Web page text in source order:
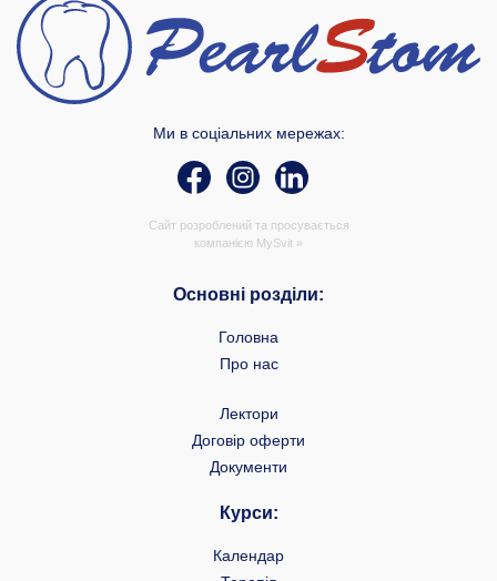
Ми в соціальних мережах:
Сайт розроблений та просувається
компанією MySvit »
Основні розділи:
Головна
Про нас
Лектори
Договір оферти
Документи
Курси:
Календар